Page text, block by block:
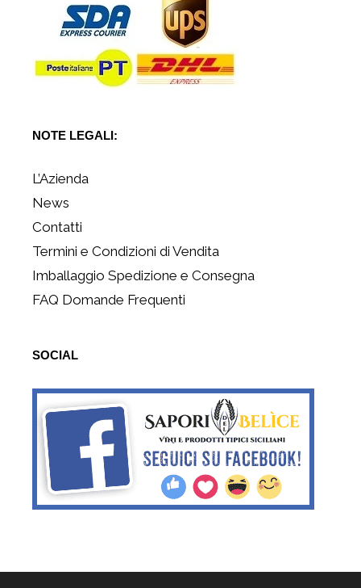
NOTE LEGALI:
L’Azienda
News
Contatti
Termini e Condizioni di Vendita
Imballaggio Spedizione e Consegna
FAQ Domande Frequenti
SOCIAL